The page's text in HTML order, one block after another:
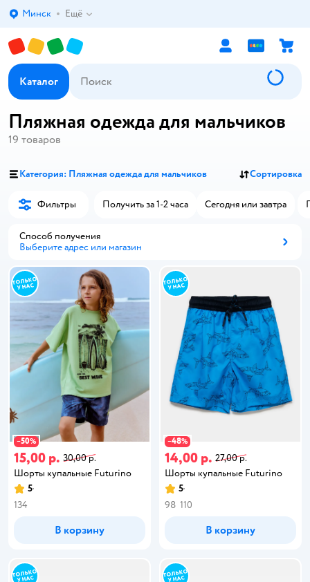
Выбор адреса доставки.
Минск Ещё
Каталог
Пляжная одежда для мальчиков
19 товаров
Категория: Пляжная одежда для мальчиков Сортировка
Фильтры Получить за 1-2 часа Сегодня или завтра
Способ получения
Выберите адрес или магазин
−50%
15,00 р. 30,00 р.
Шорты купальные Futurino
5
134
В корзину
−48%
14,00 р. 27,00 р.
Шорты купальные Futurino
5
98 110
В корзину